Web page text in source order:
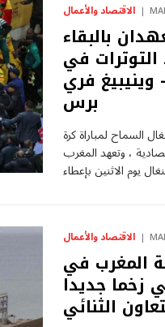
الاقتصاد والأعمال
بالبقاء
التوترات في
فري
برس
السماح لمباراة كرة
، وتعهد المغرب
الاقتصاد والأعمال
المغرب في
زخما جديدا
الثنائي